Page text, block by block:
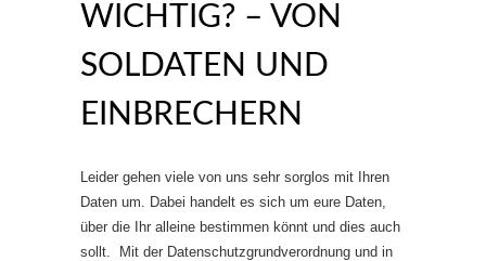
WICHTIG? – VON
SOLDATEN UND
EINBRECHERN
Leider gehen viele von uns sehr sorglos mit Ihren
Daten um. Dabei handelt es sich um eure Daten,
über die Ihr alleine bestimmen könnt und dies auch
sollt. Mit der Datenschutzgrundverordnung und in